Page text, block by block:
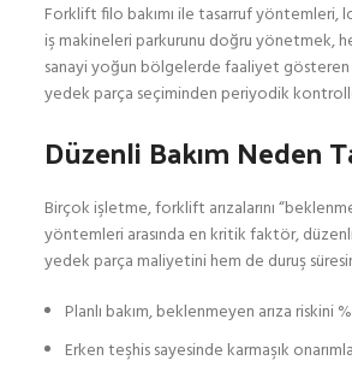
Forklift filo bakımı ile tasarruf
iş makineleri parkurunu doğru yönetmek,
sanayi yoğun bölgelerde faaliyet gösteren
yedek parça seçiminden periyodik
Düzenli Bakım Neden
Birçok işletme, forklift arızalarını
yöntemleri arasında en kritik faktör,
yedek parça maliyetini hem de duruş
Planlı bakım, beklenmeyen arıza riskini
Erken teşhis sayesinde karmaşık